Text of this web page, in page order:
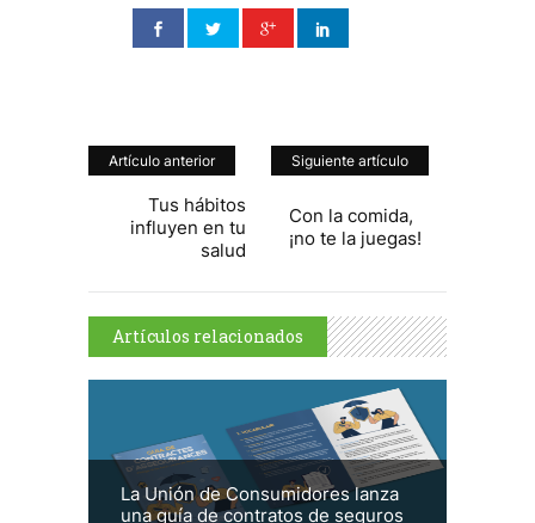
Artículo anterior
Tus hábitos
influyen en tu
salud
Siguiente artículo
Con la comida,
¡no te la juegas!
Artículos relacionados
La Unión de Consumidores lanza
una guía de contratos de seguros